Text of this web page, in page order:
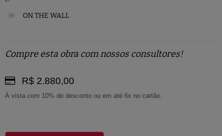
ON THE WALL
Compre esta obra com nossos consultores!
R$ 2.880,00
À vista com 10% de desconto ou em até 6x no cartão.